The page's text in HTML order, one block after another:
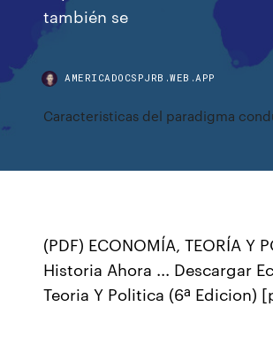
también se
AMERICADOCSPJRB.WEB.APP
Caracteristicas del paradigma
(PDF) ECONOMÍA, TEORÍA Y
Historia Ahora ... Descargar
Teoria Y Politica (6ª Edicion)